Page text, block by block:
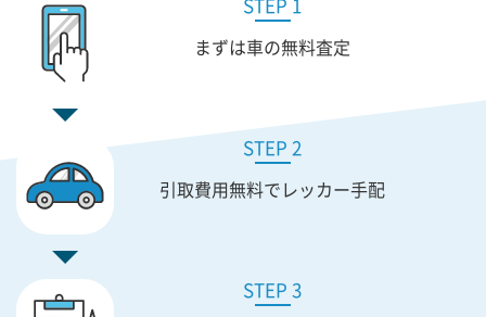
まずは車の無料査定
STEP 2
引取費用無料でレッカー手配
STEP 3